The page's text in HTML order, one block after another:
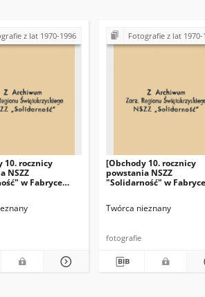
z lat 1970-1996
10. rocznicy
NSZZ
w Fabryce
Fotografie z lat 1970-
[Obchody 10. rocznicy
powstania NSZZ
"Solidarność" w Fabryce
Twórca nieznany
fotografie